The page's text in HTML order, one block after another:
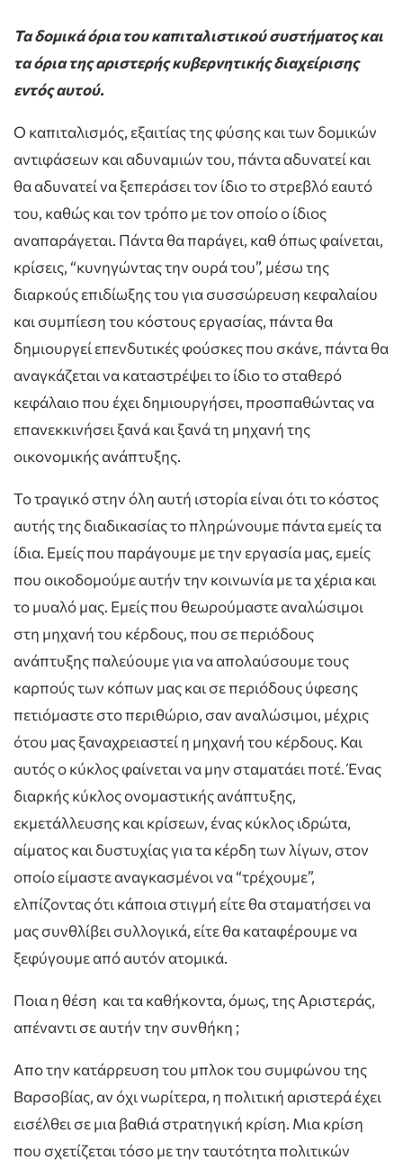
Τα δομικά όρια του καπιταλιστικού συστήματος και
τα όρια της αριστερής κυβερνητικής διαχείρισης
εντός αυτού.
Ο καπιταλισμός, εξαιτίας της φύσης και των δομικών
αντιφάσεων και αδυναμιών του, πάντα αδυνατεί και
θα αδυνατεί να ξεπεράσει τον ίδιο το στρεβλό εαυτό
του, καθώς και τον τρόπο με τον οποίο ο ίδιος
αναπαράγεται. Πάντα θα παράγει, καθ όπως φαίνεται,
κρίσεις, “κυνηγώντας την ουρά του”, μέσω της
διαρκούς επιδίωξης του για συσσώρευση κεφαλαίου
και συμπίεση του κόστους εργασίας, πάντα θα
δημιουργεί επενδυτικές φούσκες που σκάνε, πάντα θα
αναγκάζεται να καταστρέψει το ίδιο το σταθερό
κεφάλαιο που έχει δημιουργήσει, προσπαθώντας να
επανεκκινήσει ξανά και ξανά τη μηχανή της
οικονομικής ανάπτυξης.
Το τραγικό στην όλη αυτή ιστορία είναι ότι το κόστος
αυτής της διαδικασίας το πληρώνουμε πάντα εμείς τα
ίδια. Εμείς που παράγουμε με την εργασία μας, εμείς
που οικοδομούμε αυτήν την κοινωνία με τα χέρια και
το μυαλό μας. Εμείς που θεωρούμαστε αναλώσιμοι
στη μηχανή του κέρδους, που σε περιόδους
ανάπτυξης παλεύουμε για να απολαύσουμε τους
καρπούς των κόπων μας και σε περιόδους ύφεσης
πετιόμαστε στο περιθώριο, σαν αναλώσιμοι, μέχρις
ότου μας ξαναχρειαστεί η μηχανή του κέρδους. Και
αυτός ο κύκλος φαίνεται να μην σταματάει ποτέ. Ένας
διαρκής κύκλος ονομαστικής ανάπτυξης,
εκμετάλλευσης και κρίσεων, ένας κύκλος ιδρώτα,
αίματος και δυστυχίας για τα κέρδη των λίγων, στον
οποίο είμαστε αναγκασμένοι να “τρέχουμε”,
ελπίζοντας ότι κάποια στιγμή είτε θα σταματήσει να
μας συνθλίβει συλλογικά, είτε θα καταφέρουμε να
ξεφύγουμε από αυτόν ατομικά.
Ποια η θέση και τα καθήκοντα, όμως, της Αριστεράς,
απέναντι σε αυτήν την συνθήκη ;
Απο την κατάρρευση του μπλοκ του συμφώνου της
Βαρσοβίας, αν όχι νωρίτερα, η πολιτική αριστερά έχει
εισέλθει σε μια βαθιά στρατηγική κρίση. Μια κρίση
που σχετίζεται τόσο με την ταυτότητα πολιτικών